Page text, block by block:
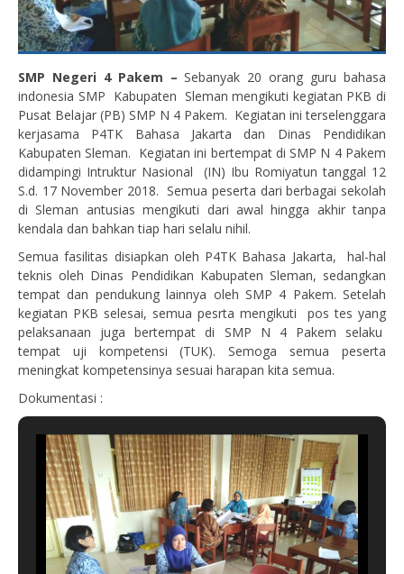
SMP Negeri 4 Pakem – Sebanyak 20 orang guru bahasa
indonesia SMP Kabupaten Sleman mengikuti kegiatan PKB di
Pusat Belajar (PB) SMP N 4 Pakem. Kegiatan ini terselenggara
kerjasama P4TK Bahasa Jakarta dan Dinas Pendidikan
Kabupaten Sleman. Kegiatan ini bertempat di SMP N 4 Pakem
didampingi Intruktur Nasional (IN) Ibu Romiyatun tanggal 12
S.d. 17 November 2018. Semua peserta dari berbagai sekolah
di Sleman antusias mengikuti dari awal hingga akhir tanpa
kendala dan bahkan tiap hari selalu nihil.
Semua fasilitas disiapkan oleh P4TK Bahasa Jakarta, hal-hal
teknis oleh Dinas Pendidikan Kabupaten Sleman, sedangkan
tempat dan pendukung lainnya oleh SMP 4 Pakem. Setelah
kegiatan PKB selesai, semua pesrta mengikuti pos tes yang
pelaksanaan juga bertempat di SMP N 4 Pakem selaku
tempat uji kompetensi (TUK). Semoga semua peserta
meningkat kompetensinya sesuai harapan kita semua.
Dokumentasi :